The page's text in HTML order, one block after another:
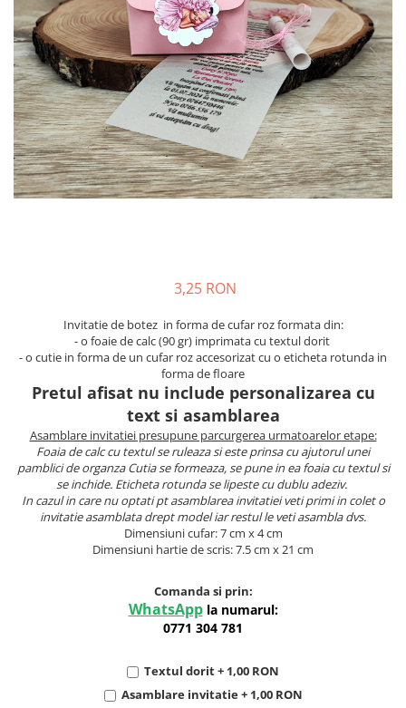
Meniuri & nr de BOTEZ
Plicuri si cartoane pentru INVITATII
TAVA pentru MOT
Cruciulite de BOTEZ
Invitatii BANCHET
Baloane & decoratiuni BOTEZ
Trusouri & Lumanari Botez
Pahare Miri & Nasi
Cocarde nunta
Inmormatare/pomana
Meniuri pentru NUNTA
Decoratiuni NUNTA
3,25 RON
Invitatie de botez in forma de cufar roz formata din:
- o foaie de calc (90 gr) imprimata cu textul dorit
- o cutie in forma de un cufar roz accesorizat cu o eticheta rotunda in
forma de floare
Pretul afisat nu include personalizarea cu
text si asamblarea
Asamblare invitatiei presupune parcurgerea urmatoarelor etape:
Foaia de calc cu textul se ruleaza si este prinsa cu ajutorul unei
pamblici de organza Cutia se formeaza, se pune in ea foaia cu textul si
se inchide. Eticheta rotunda se lipeste cu dublu adeziv.
In cazul in care nu optati pt asamblarea invitatiei veti primi in colet o
invitatie asamblata drept model iar restul le veti asambla dvs.
Dimensiuni cufar: 7 cm x 4 cm
Dimensiuni hartie de scris: 7.5 cm x 21 cm
Comanda si prin:
WhatsApp la numarul:
0771 304 781
Textul dorit + 1,00 RON
Asamblare invitatie + 1,00 RON